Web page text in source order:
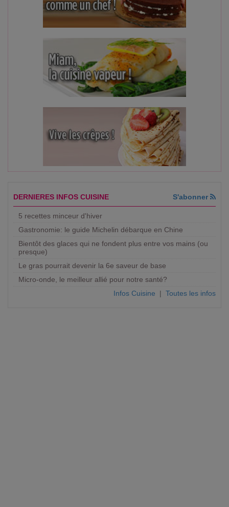
DERNIERES INFOS CUISINE S'abonner
5 recettes minceur d'hiver
Gastronomie: le guide Michelin débarque en Chine
Bientôt des glaces qui ne fondent plus entre vos mains (ou
presque)
Le gras pourrait devenir la 6e saveur de base
Micro-onde, le meilleur allié pour notre santé?
Infos Cuisine | Toutes les infos